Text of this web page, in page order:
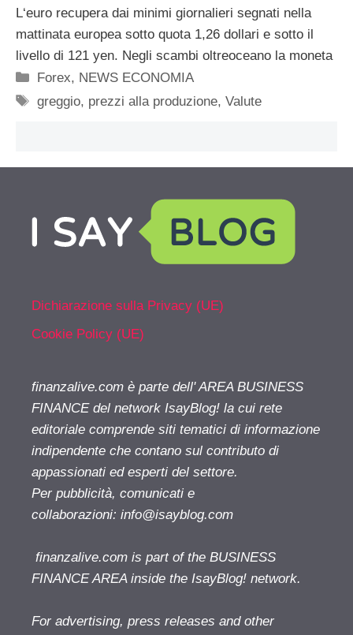
L‘euro recupera dai minimi giornalieri segnati nella
mattinata europea sotto quota 1,26 dollari e sotto il
livello di 121 yen. Negli scambi oltreoceano la moneta
Categorie
Forex, NEWS ECONOMIA
Tag
greggio, prezzi alla produzione,Valute
Dichiarazione sulla Privacy (UE)
Cookie Policy (UE)
finanzalive.com è parte dell' AREA BUSINESS
FINANCE del network IsayBlog! la cui rete
editoriale comprende siti tematici di informazione
indipendente che contano sul contributo di
appassionati ed esperti del settore.
Per pubblicità, comunicati e
collaborazioni: info@isayblog.com
finanzalive.com is part of the BUSINESS
FINANCE AREA inside the IsayBlog! network.
For advertising, press releases and other